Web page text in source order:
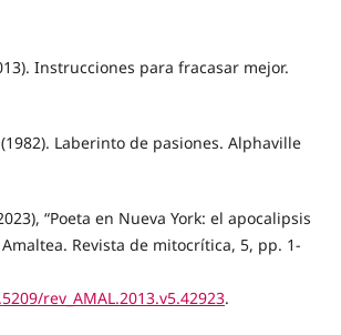
Instrucciones para fracasar mejor.
Laberinto de pasiones. Alphaville
“Poeta en Nueva York: el apocalipsis
Revista de mitocrítica, 5, pp. 1-
rev_AMAL.2013.v5.42923.